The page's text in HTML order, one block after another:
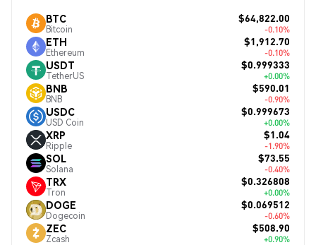
BTC
Bitcoin
$64,822.00
-0.10%
ETH
Ethereum
$1,912.70
-0.10%
USDT
TetherUS
$0.999333
+0.00%
BNB
BNB
$590.01
-0.90%
USDC
USD Coin
$0.999673
+0.00%
XRP
Ripple
$1.04
-1.90%
SOL
Solana
$73.55
-0.40%
TRX
Tron
$0.326808
+0.00%
DOGE
Dogecoin
$0.069512
-0.60%
ZEC
Zcash
$508.90
+0.90%